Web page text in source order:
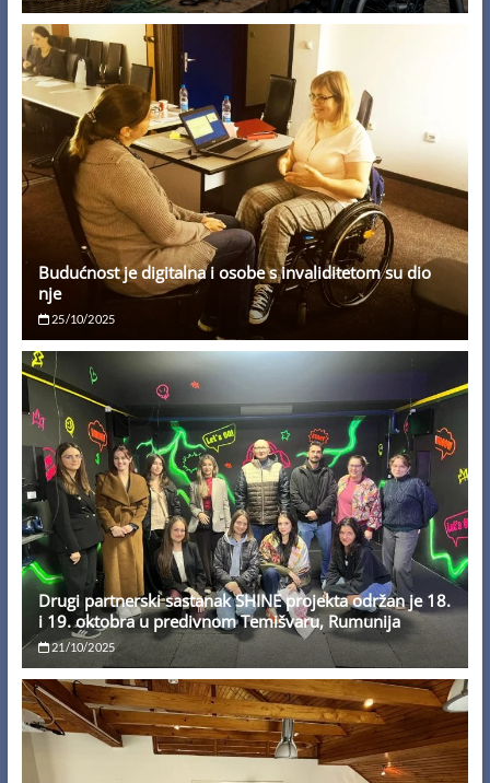
Budućnost je digitalna i osobe s invaliditetom su dio
nje
25/10/2025
Drugi partnerski sastanak SHINE projekta održan je 18.
i 19. oktobra u predivnom Temišvaru, Rumunija
21/10/2025